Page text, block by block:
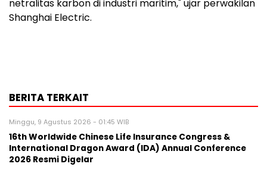
netralitas karbon di industri maritim," ujar perwakilan
Shanghai Electric.
BERITA TERKAIT
Minggu, 9 Agustus 2026 - 01:45 WIB
16th Worldwide Chinese Life Insurance Congress &
International Dragon Award (IDA) Annual Conference
2026 Resmi Digelar